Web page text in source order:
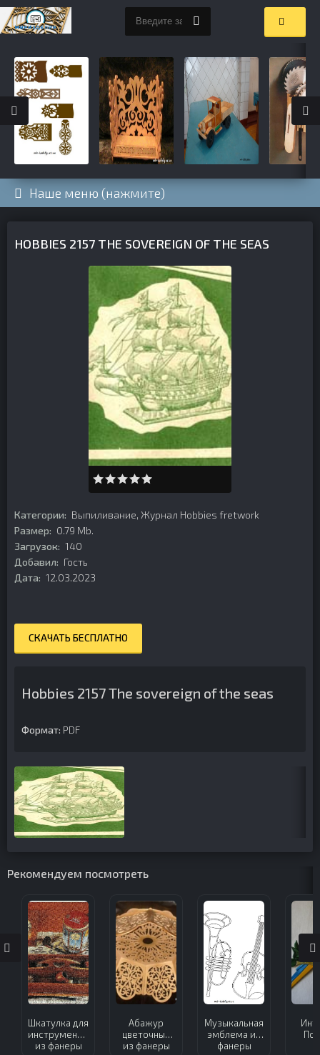
Наше меню (нажмите)
HOBBIES 2157 THE SOVEREIGN OF THE SEAS
Категории: Выпиливание, Журнал Hobbies fretwork
Размер: 0.79 Mb.
Загрузок: 140
Добавил: Гость
Дата: 12.03.2023
СКАЧАТЬ БЕСПЛАТНО
Hobbies 2157 The sovereign of the seas
Формат: PDF
Рекомендуем посмотреть
Шкатулка для
инструментов
из фанеры
Абажур
цветочный
из фанеры
Музыкальная
эмблема из
фанеры